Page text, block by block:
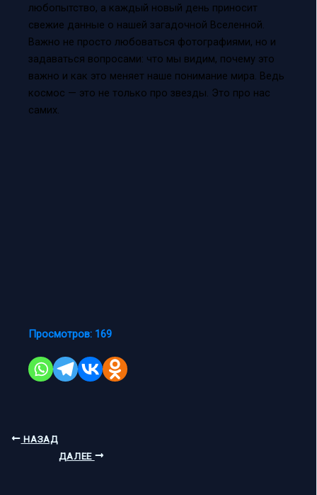
любопытство, а каждый новый день приносит
свежие данные о нашей загадочной Вселенной.
Важно не просто любоваться фотографиями, но и
задаваться вопросами: что мы видим, почему это
важно и как это меняет наше понимание мира. Ведь
космос — это не только про звезды. Это про нас
самих.
Просмотров: 169
НАЗАД
ДАЛЕЕ